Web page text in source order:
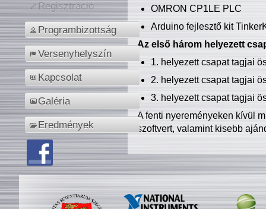
Regisztráció
Programbizottság
Versenyhelyszín
Kapcsolat
Galéria
Eredmények
OMRON CP1LE PLC
Arduino fejlesztő kit
Az első három helyezett
1. helyezett csapat tagjai
2. helyezett csapat tagjai
3. helyezett csapat tagjai
A fenti nyereményeken kívül
szoftvert, valamint kisebb